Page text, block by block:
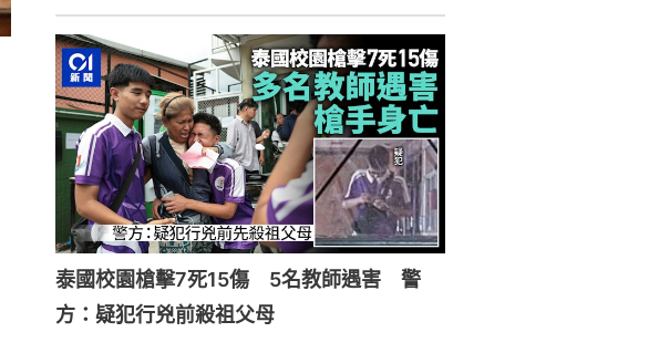
泰國校園槍擊7死15傷 5名教師遇害 警
方：疑犯行兇前殺祖父母